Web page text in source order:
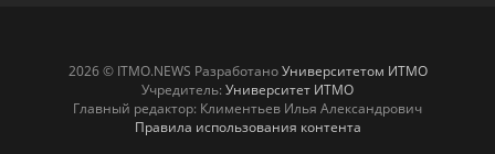
2026 © ITMO.NEWS РазработаноУниверситетом ИТМО
Учредитель: Университет ИТМО
Главный редактор: Климентьев Илья Александрович
Правила использования контента